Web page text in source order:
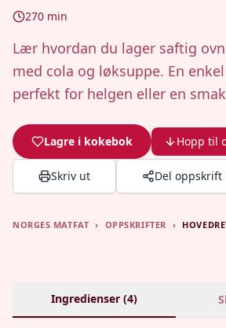
270 min
Lær hvordan du lager saftig
med cola og løksuppe. En
perfekt for helgen eller en
Lagre i kokebok Hopp til
Skriv ut Del oppskrift
NORGES MATFAT › OPPSKRIFTER ›
Ingredienser (4)